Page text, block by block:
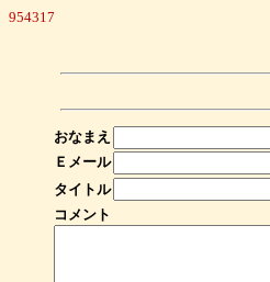
954317
おなまえ
Ｅメール
タイトル
コメント